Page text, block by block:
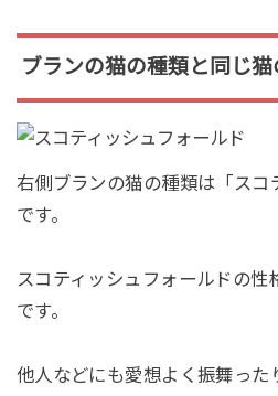
ブランの猫の種類と同じ
右側ブランの猫の種類は「スコ
です。
スコティッシュフォールドの性
です。
他人などにも愛想よく振舞った